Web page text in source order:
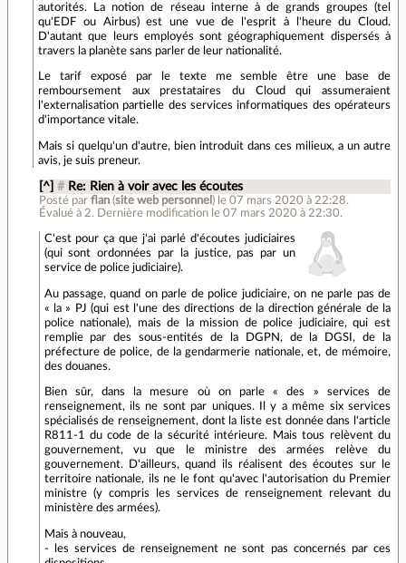
autorités. La notion de réseau interne à de grands groupes (tel
qu'EDF ou Airbus) est une vue de l'esprit à l'heure du Cloud.
D'autant que leurs employés sont géographiquement dispersés à
travers la planète sans parler de leur nationalité.
Le tarif exposé par le texte me semble être une base de
remboursement aux prestataires du Cloud qui assumeraient
l'externalisation partielle des services informatiques des opérateurs
d'importance vitale.
Mais si quelqu'un d'autre, bien introduit dans ces milieux, a un autre
avis, je suis preneur.
[^] # Re: Rien à voir avec les écoutes
Posté par flan(site web personnel ) le 07 mars 2020 à 22:28.
Évalué à 2. Dernière modification le 07 mars 2020 à 22:30.
C'est pour ça que j'ai parlé d'écoutes judiciaires
(qui sont ordonnées par la justice, pas par un
service de police judiciaire).
Au passage, quand on parle de police judiciaire, on ne parle pas de
« la » PJ (qui est l'une des directions de la direction générale de la
police nationale), mais de la mission de police judiciaire, qui est
remplie par des sous-entités de la DGPN, de la DGSI, de la
préfecture de police, de la gendarmerie nationale, et, de mémoire,
des douanes.
Bien sûr, dans la mesure où on parle « des » services de
renseignement, ils ne sont par uniques. Il y a même six services
spécialisés de renseignement, dont la liste est donnée dans l'article
R811-1 du code de la sécurité intérieure. Mais tous relèvent du
gouvernement, vu que le ministre des armées relève du
gouvernement. D'ailleurs, quand ils réalisent des écoutes sur le
territoire nationale, ils ne le font qu'avec l'autorisation du Premier
ministre (y compris les services de renseignement relevant du
ministère des armées).
Mais à nouveau,
- les services de renseignement ne sont pas concernés par ces